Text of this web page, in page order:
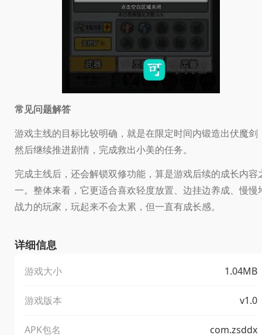
常见问题解答
游戏主线的目标比较明确，就是在限定时间内锻造出伏魔剑
然后继续推进剧情，完成救出小美的任务。
完成主线后，还会解锁双修功能，算是游戏后续的成长内容
一。整体来看，它更适合喜欢轻度放置、边挂边养成、慢慢
战力的玩家，玩起来不会太累，但一直有成长感。
详细信息
游戏大小 1.04MB
游戏版本 v1.0
APK包名 com.zsddx